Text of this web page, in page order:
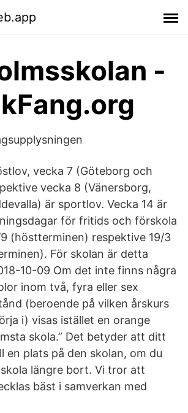
-
vecka 7 (Göteborg och
vecka 8 (Vänersborg,
är sportlov. Vecka 14 är
för fritids och förskola
(höstterminen) respektive 19/3
För skolan är detta
10-09 Om det inte finns några
inom två, fyra eller sex
(beroende på vilken årskurs
i) visas istället en orange
skola.” Det betyder att ditt
en plats på den skolan, om du
längre bort. Vi tror att
bäst i samverkan med